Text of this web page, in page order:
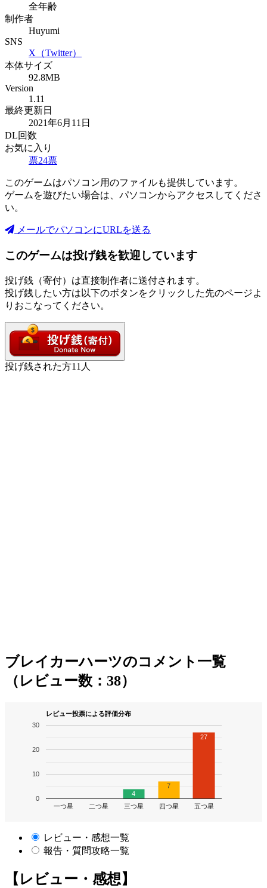
全年齢
制作者
Huyumi
SNS
X（Twitter）
本体サイズ
92.8MB
Version
1.11
最終更新日
2021年6月11日
DL回数
お気に入り
票24票
このゲームはパソコン用のファイルも提供しています。
ゲームを遊びたい場合は、パソコンからアクセスしてくださ
い。
メールでパソコンにURLを送る
このゲームは投げ銭を歓迎しています
投げ銭（寄付）は直接制作者に送付されます。
投げ銭したい方は以下のボタンをクリックした先のページよ
りおこなってください。
投げ銭された方11 人
ブレイカーハーツのコメント一覧
（レビュー数：38）
レビュー投票による評価分布
一つ星 二つ星 三つ星 四つ星 五つ星
0
10
20
30
4
7
27
レビュー・感想一覧
報告・質問攻略一覧
【レビュー・感想】